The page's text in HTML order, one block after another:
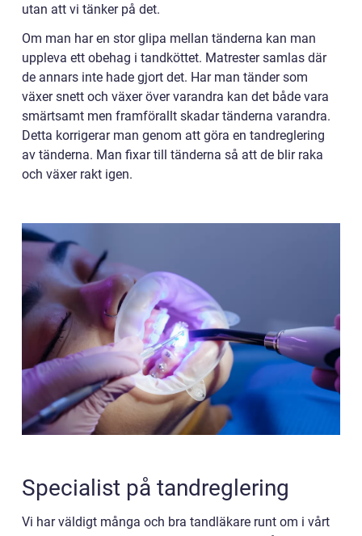
utan att vi tänker på det.
Om man har en stor glipa mellan tänderna kan man
uppleva ett obehag i tandköttet. Matrester samlas där
de annars inte hade gjort det. Har man tänder som
växer snett och växer över varandra kan det både vara
smärtsamt men framförallt skadar tänderna varandra.
Detta korrigerar man genom att göra en tandreglering
av tänderna. Man fixar till tänderna så att de blir raka
och växer rakt igen.
Specialist på tandreglering
Vi har väldigt många och bra tandläkare runt om i vårt